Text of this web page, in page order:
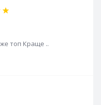
топ Краще ..